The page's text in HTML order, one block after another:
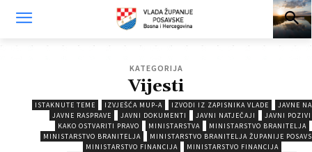
KATEGORIJA
Vijesti
ISTAKNUTE TEME IZVJEŠĆA MUP-A IZVODI IZ ZAPISNIKA VLADE
JAVNE
JAVNE RASPRAVE
JAVNI DOKUMENTI JAVNI NATJEČAJI
JAVNI POZIVI
KAKO OSTVARITI PRAVO
MINISTARSTVA
MINISTARSTVO BRANITELJA
MINISTARSTVO BRANITELJA
MINISTARSTVO BRANITELJA ŽUPANIJE
MINISTARSTVO FINANCIJA
MINISTARSTVO FINANCIJA